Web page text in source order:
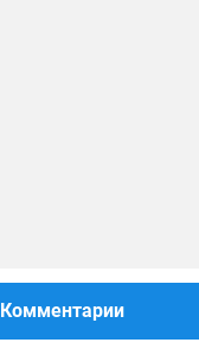
Комментарии